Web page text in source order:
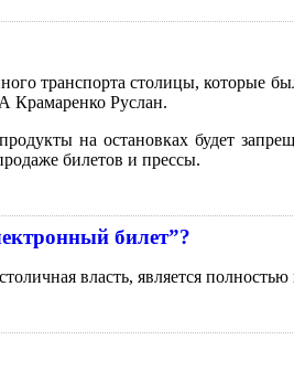
транспорта столицы, которые
Крамаренко Руслан.
на остановках будет
билетов и прессы.
билет”?
власть, является